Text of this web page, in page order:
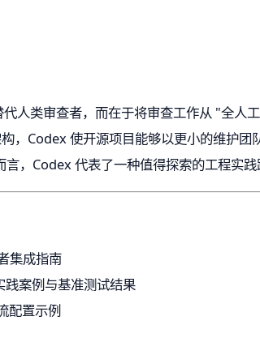
人类审查者，而在于将审查工作从 "全人
，Codex 使开源项目能够以更小的维护
，Codex 代表了一种值得探索的工程实践
集成指南
案例与基准测试结果
配置示例